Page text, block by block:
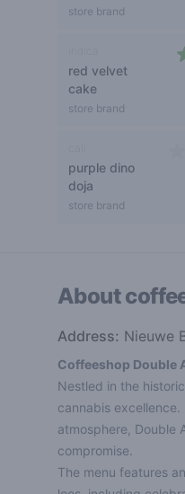
store brand
red velvet
cake
store brand
purple dino
doja
store brand
About
Address: Nieuwe
Coffeeshop Double
Nestled in the
cannabis
atmosphere, Double
compromise.
The menu features